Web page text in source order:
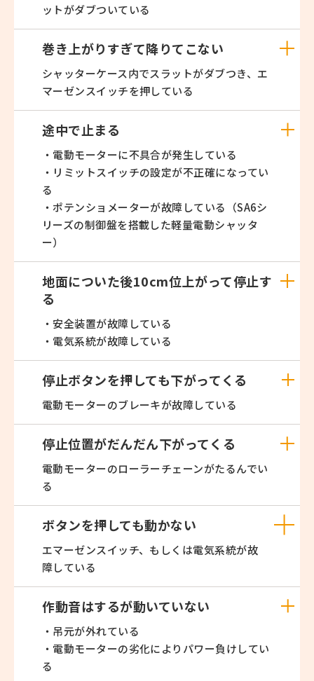
ットがダブついている
巻き上がりすぎて降りてこない
シャッターケース内でスラットがダブつき、エ
マーゼンスイッチを押している
途中で止まる
・電動モーターに不具合が発生している
・リミットスイッチの設定が不正確になってい
る
・ポテンショメーターが故障している（SA6シ
リーズの制御盤を搭載した軽量電動シャッタ
ー）
地面についた後10cm位上がって停止す
る
・安全装置が故障している
・電気系統が故障している
停止ボタンを押しても下がってくる
電動モーターのブレーキが故障している
停止位置がだんだん下がってくる
電動モーターのローラーチェーンがたるんでい
る
ボタンを押しても動かない
エマーゼンスイッチ、もしくは電気系統が故
障している
作動音はするが動いていない
・吊元が外れている
・電動モーターの劣化によりパワー負けしてい
る